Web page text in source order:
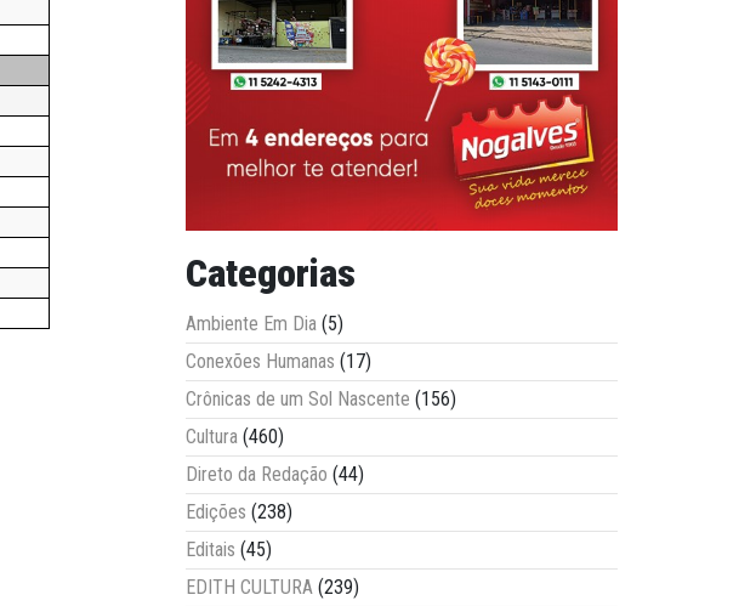
Categorias
Ambiente Em Dia (5)
Conexões Humanas (17)
Crônicas de um Sol Nascente (156)
Cultura (460)
Direto da Redação (44)
Edições (238)
Editais (45)
EDITH CULTURA (239)